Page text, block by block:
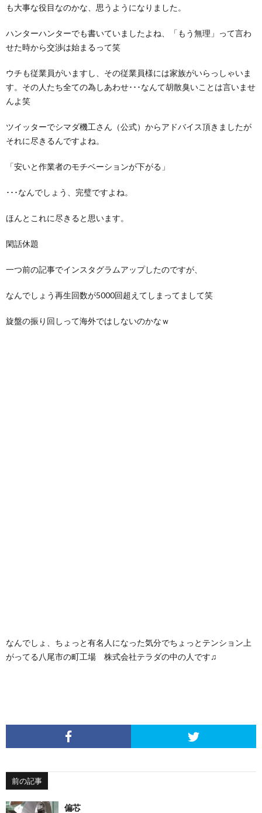
も大事な役目なのかな、思うようになりました。
ハンターハンターでも書いていましたよね、「もう無理」って言わ
せた時から交渉は始まるって笑
ウチも従業員がいますし、その従業員様には家族がいらっしゃいま
す。その人たち全ての為しあわせ･･･なんて胡散臭いことは言いませ
んよ笑
ツイッターでシマダ機工さん（公式）からアドバイス頂きましたが
それに尽きるんですよね。
「安いと作業者のモチベーションが下がる」
･･･なんでしょう、完璧ですよね。
ほんとこれに尽きると思います。
閑話休題
一つ前の記事でインスタグラムアップしたのですが、
なんでしょう再生回数が5000回超えてしまってまして笑
旋盤の振り回しって海外ではしないのかなｗ
なんでしょ、ちょっと有名人になった気分でちょっとテンション上
がってる八尾市の町工場 株式会社テラダの中の人です♫
前の記事
偏芯